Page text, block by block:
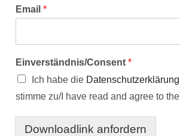
Email *
Einverständnis/Consent *
Ich habe die Datenschutzerklärung
stimme zu/I have read and agree to the
Downloadlink anfordern